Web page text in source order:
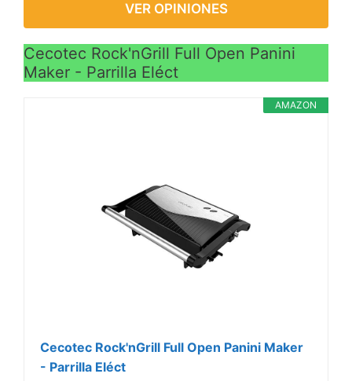
VER OPINIONES
Cecotec Rock'nGrill Full Open Panini
Maker - Parrilla Eléct
AMAZON
Cecotec Rock'nGrill Full Open Panini Maker
- Parrilla Eléct